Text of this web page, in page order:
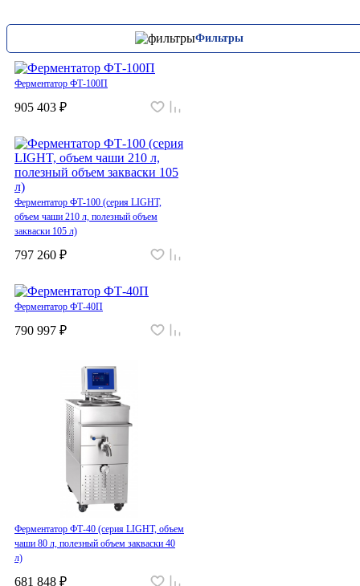
Фильтры
Ферментатор ФТ-100П
905 403 ₽
Ферментатор ФТ-100 (серия LIGHT,
объем чаши 210 л, полезный объем
закваски 105 л)
797 260 ₽
Ферментатор ФТ-40П
790 997 ₽
Ферментатор ФТ-40 (серия LIGHT, объем
чаши 80 л, полезный объем закваски 40
л)
681 848 ₽